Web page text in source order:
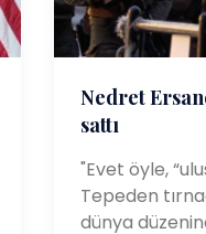
Nedret
sattı
"Evet öyle,
Tepeden
dünya